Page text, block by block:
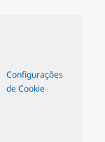
Configurações
de Cookie